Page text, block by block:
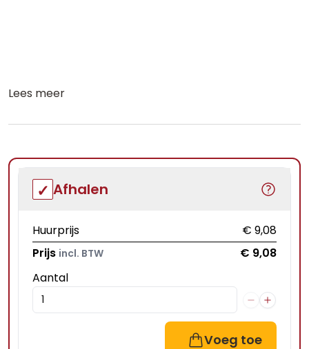
Lees meer
Afhalen
Huurprijs
€ 9,08
Prijs incl. BTW
€ 9,08
Aantal
Voeg toe